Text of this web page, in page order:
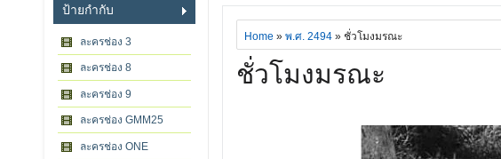
ป้ายกำกับ
ละครช่อง 3
ละครช่อง 8
ละครช่อง 9
ละครช่อง GMM25
ละครช่อง ONE
Home » พ.ศ. 2494» ชั่วโมงมรณะ
ชั่วโมงมรณะ